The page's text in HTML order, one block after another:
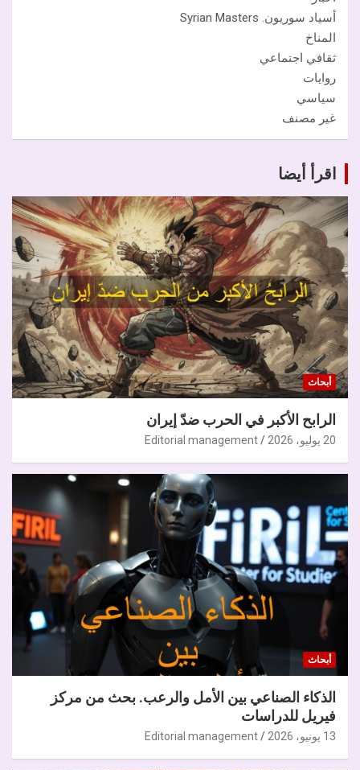
أسياد سوريون. Syrian Masters
المناخ
ثقافي اجتماعي
روايات
سياسي
غير مصنف
اقرأ أيضا
أبحاث
الرابح الأكبر في الحرب ضدّ إيران
20 يوليو، 2026 Editorial management
أبحاث
الذكاء الصناعي بين الأمل والرعب. بحث من مركز
فيريل للدراسات
13 يونيو، 2026 Editorial management